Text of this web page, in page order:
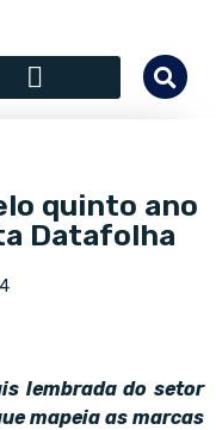
quinto ano
Datafolha
lembrada do setor
mapeia as marcas